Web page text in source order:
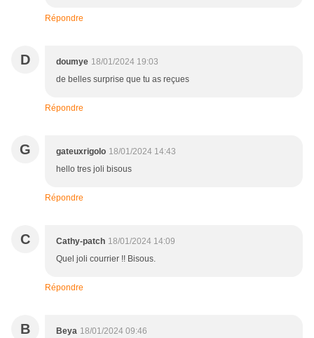
Répondre
D doumye 18/01/2024 19:03
de belles surprise que tu as reçues
Répondre
G gateuxrigolo 18/01/2024 14:43
hello tres joli bisous
Répondre
C Cathy-patch 18/01/2024 14:09
Quel joli courrier !! Bisous.
Répondre
B Beya 18/01/2024 09:46